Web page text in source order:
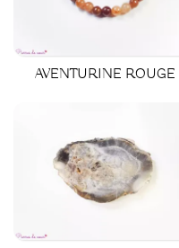
AVENTURINE ROUGE